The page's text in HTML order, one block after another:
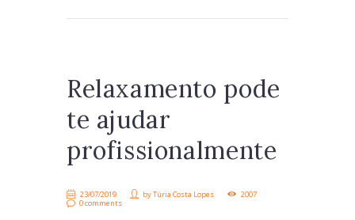
Relaxamento pode
te ajudar
profissionalmente
23/07/2019 byTúria Costa Lopes
2007
0 comments